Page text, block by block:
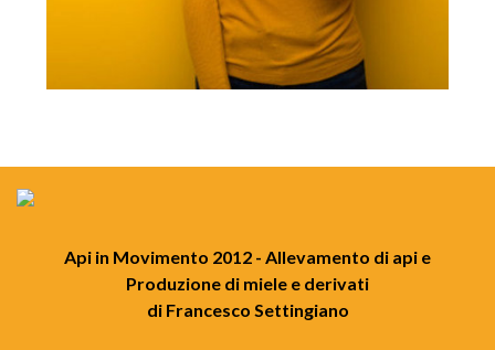
Api in Movimento 2012 - Allevamento di api e
Produzione di miele e derivati
di Francesco Settingiano